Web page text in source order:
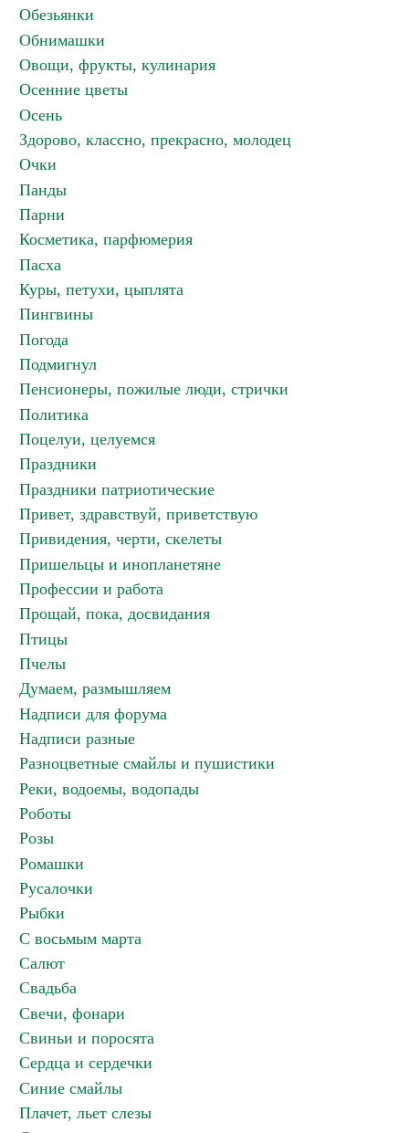
Обезьянки
Обнимашки
Овощи, фрукты, кулинария
Осенние цветы
Осень
Здорово, классно, прекрасно, молодец
Очки
Панды
Парни
Косметика, парфюмерия
Пасха
Куры, петухи, цыплята
Пингвины
Погода
Подмигнул
Пенсионеры, пожилые люди, стрички
Политика
Поцелуи, целуемся
Праздники
Праздники патриотические
Привет, здравствуй, приветствую
Привидения, черти, скелеты
Пришельцы и инопланетяне
Профессии и работа
Прощай, пока, досвидания
Птицы
Пчелы
Думаем, размышляем
Надписи для форума
Надписи разные
Разноцветные смайлы и пушистики
Реки, водоемы, водопады
Роботы
Розы
Ромашки
Русалочки
Рыбки
С восьмым марта
Салют
Свадьба
Свечи, фонари
Свиньи и поросята
Сердца и сердечки
Синие смайлы
Плачет, льет слезы